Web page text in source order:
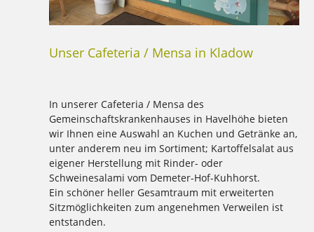
Unser Cafeteria / Mensa in Kladow
In unserer Cafeteria / Mensa des
Gemeinschaftskrankenhauses in Havelhöhe bieten
wir Ihnen eine Auswahl an Kuchen und Getränke an,
unter anderem neu im Sortiment; Kartoffelsalat aus
eigener Herstellung mit Rinder- oder
Schweinesalami vom Demeter-Hof-Kuhhorst.
Ein schöner heller Gesamtraum mit erweiterten
Sitzmöglichkeiten zum angenehmen Verweilen ist
entstanden.